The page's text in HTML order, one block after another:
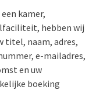
kamer,
hebben wij
titel, naam, adres,
e-mailadres,
en uw
boeking